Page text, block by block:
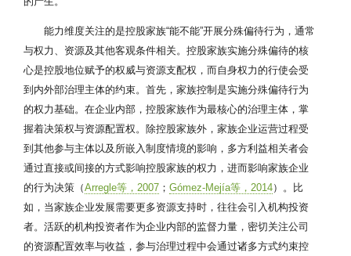
能力维度关注的是控股家族“能不能”开展分殊偏待行为，通常
与权力、资源及其他客观条件相关。控股家族实施分殊偏待的核
心是控股地位赋予的权威与资源支配权，而自身权力的行使会受
到内外部治理主体的约束。首先，家族控制是实施分殊偏待行为
的权力基础。在企业内部，控股家族作为最核心的治理主体，掌
握着决策权与资源配置权。除控股家族外，家族企业运营过程受
到其他参与主体以及所嵌入制度情境的影响，多方利益相关者会
通过直接或间接的方式影响控股家族的权力，进而影响家族企业
的行为决策（Arregle等，2007 ；Gómez-Mejía等，2014）。比
如，当家族企业发展需要更多资源支持时，往往会引入机构投资
者。活跃的机构投资者作为企业内部的监督力量，密切关注公司
的资源配置效率与收益，参与治理过程中会通过诸多方式约束控